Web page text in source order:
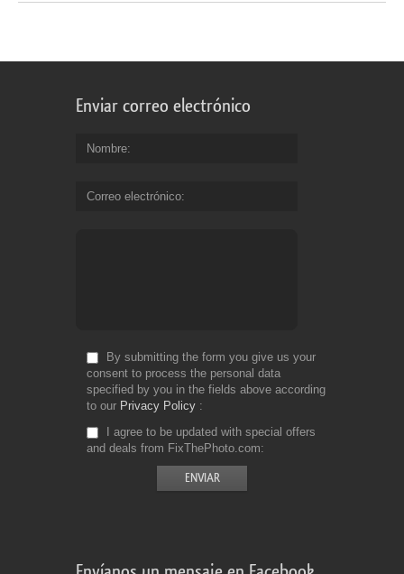
Enviar correo electrónico
Nombre
Correo electrónico
By submitting the form you give us your
consent to process the personal data
specified by you in the fields above according
to our Privacy Policy
I agree to be updated with special offers
and deals from FixThePhoto.com